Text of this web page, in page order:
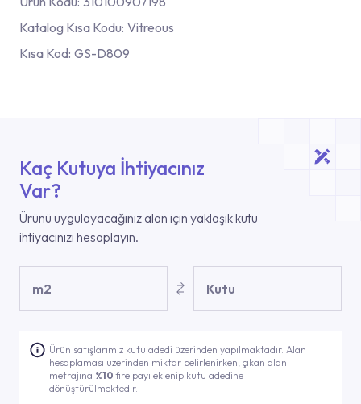
Katalog Kısa Kodu: Vitreous
Kısa Kod: GS-D809
Kaç Kutuya İhtiyacınız
Var?
Ürünü uygulayacağınız alan için yaklaşık kutu
ihtiyacınızı hesaplayın.
m2 Kutu
Ürün satışlarımız kutu adedi üzerinden yapılmaktadır. Alan
hesaplaması üzerinden miktar belirlenirken, çıkan alan
metrajına %10fire payı eklenip kutu adedine
dönüştürülmektedir.